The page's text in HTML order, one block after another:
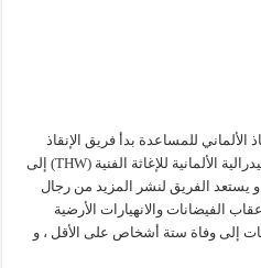
للمساعدة بدأ فريق الإنقاذ
الألماني المرسل من قبل الوكالة الفيدرالية الألمانية للإغاثة الفنية (THW) إلى
و يستعد الفريق لنشر المزيد من رجال
الفيضانات والانهيارات الأرضية
إلى وفاة ستة أشخاص على الأقل ، و